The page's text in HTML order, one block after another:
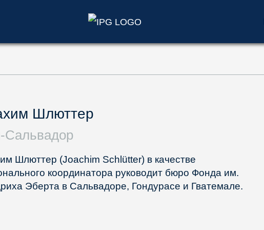
Шлюттер
Сальвадор
Шлюттер (Joachim Schlütter) в качестве
координатора руководит бюро Фонда им.
Эберта в Сальвадоре, Гондурасе и Гватемале.